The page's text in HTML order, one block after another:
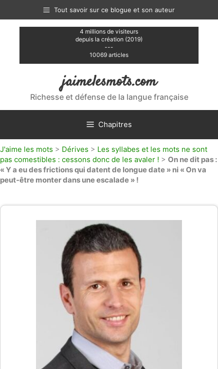
contenu
Tout savoir sur ce blogue et son auteur
4 millions de visiteurs
depuis la création (2019)
---
10069 articles
jaimelesmots.com
Richesse et défense de la langue française
Chapitres
J'aime les mots > Dérives > Les syllabes et les mots ne sont
pas comestibles : cessons donc de les avaler ! > On ne dit pas :
« Y a eu des frictions qui datent de longue date » ni « On va
peut-être monter dans une escalade » !